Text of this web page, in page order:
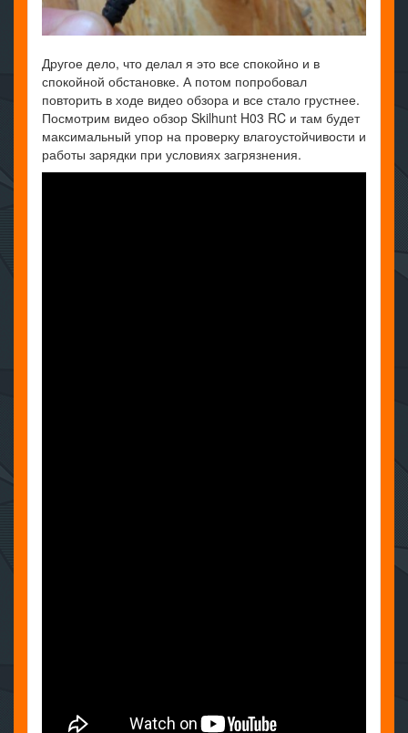
Другое дело, что делал я это все спокойно и в
спокойной обстановке. А потом попробовал
повторить в ходе видео обзора и все стало грустнее.
Посмотрим видео обзор Skilhunt H03 RC и там будет
максимальный упор на проверку влагоустойчивости и
работы зарядки при условиях загрязнения.